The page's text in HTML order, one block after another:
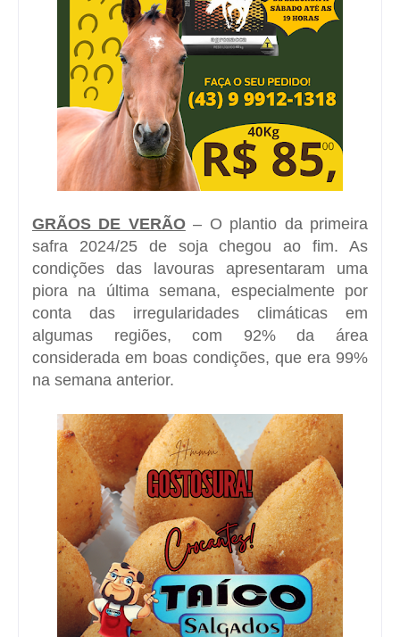
GRÃOS DE VERÃO– O plantio da primeira
safra 2024/25 de soja chegou ao fim. As
condições das lavouras apresentaram uma
piora na última semana, especialmente por
conta das irregularidades climáticas em
algumas regiões, com 92% da área
considerada em boas condições, que era 99%
na semana anterior.